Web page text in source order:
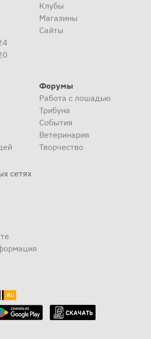
Клубы
Магазины
Сайты
Форумы
Работа с лошадью
Трибуна
События
Ветеринария
Творчество
сетях